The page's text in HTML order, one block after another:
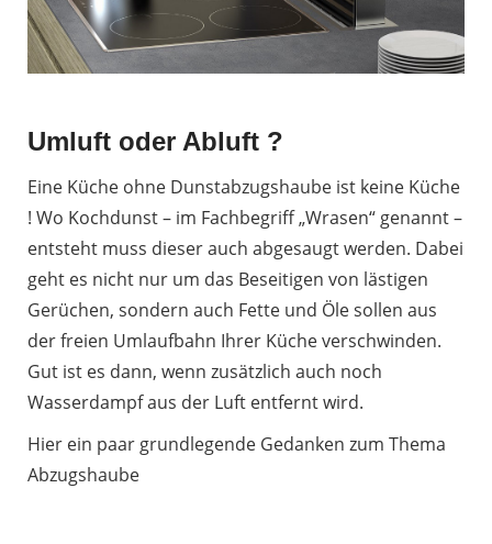
Umluft oder Abluft ?
Eine Küche ohne Dunstabzugshaube ist keine Küche
! Wo Kochdunst – im Fachbegriff „Wrasen“ genannt –
entsteht muss dieser auch abgesaugt werden. Dabei
geht es nicht nur um das Beseitigen von lästigen
Gerüchen, sondern auch Fette und Öle sollen aus
der freien Umlaufbahn Ihrer Küche verschwinden.
Gut ist es dann, wenn zusätzlich auch noch
Wasserdampf aus der Luft entfernt wird.
Hier ein paar grundlegende Gedanken zum Thema
Abzugshaube